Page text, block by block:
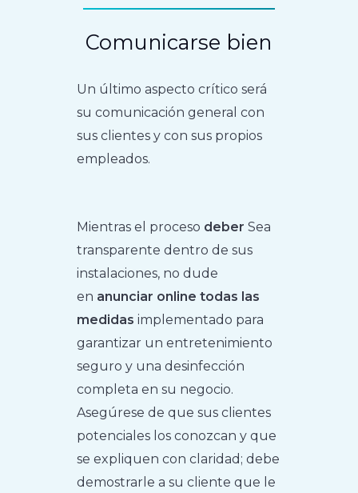
Comunicarse bien
Un último aspecto crítico será
su comunicación general con
sus clientes y con sus propios
empleados.
Mientras el proceso deber Sea
transparente dentro de sus
instalaciones, no dude
en anunciar online todas las
medidas implementado para
garantizar un entretenimiento
seguro y una desinfección
completa en su negocio.
Asegúrese de que sus clientes
potenciales los conozcan y que
se expliquen con claridad; debe
demostrarle a su cliente que le